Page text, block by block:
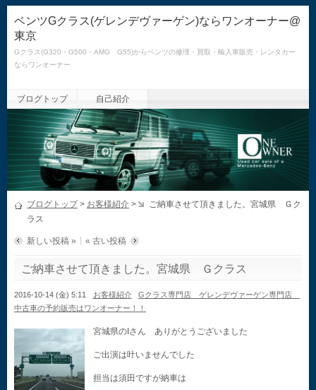
ベンツGクラス(ゲレンデヴァーゲン)ならワンオーナー@
東京
Gクラス(G320・G500・AMG G55)からベンツの修理・買取・輸入車販売・レンタカー
ならワンオーナー
ブログトップ 自己紹介
ブログトップ> お客様紹介 >
ご納車させて頂きました。宮城県 Ｇク
ラス
新しい投稿 » « 古い投稿
ご納車させて頂きました。宮城県 Ｇクラス
2016-10-14 (金) 5:11 お客様紹介
Gクラス専門店 ゲレンデヴァーゲン専門店
中古車の予約販売はワンオーナー！！
宮城県のIさん ありがとうございました
ご出演は叶いませんでした
担当は須田ですが納車は